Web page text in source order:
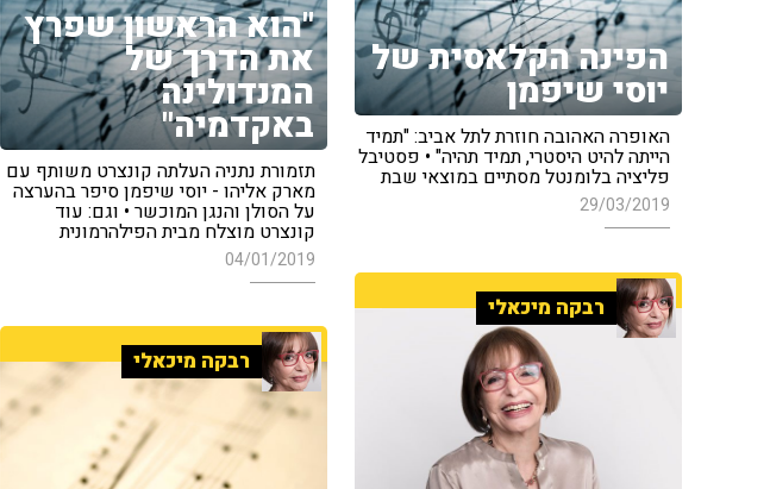
הפינה הקלאסית של
יוסי שיפמן
האופרה האהובה חוזרת לתל אביב: "תמיד
הייתה להיט היסטרי, תמיד תהיה" • פסטיבל
פליציה בלומנטל מסתיים במוצאי שבת
29/03/2019
"הוא הראשון שפרץ
את הדרך של
המנדולינה
באקדמיה"
תזמורת נתניה העלתה קונצרט משותף עם
מארק אליהו - יוסי שיפמן סיפר בהערצה
על הסולן והנגן המוכשר • וגם: עוד
קונצרט מוצלח מבית הפילהרמונית
04/01/2019
רבקה מיכאלי
רבקה מיכאלי